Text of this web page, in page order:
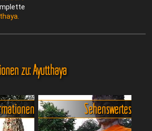
zu: Ayutthaya
Sehenswertes